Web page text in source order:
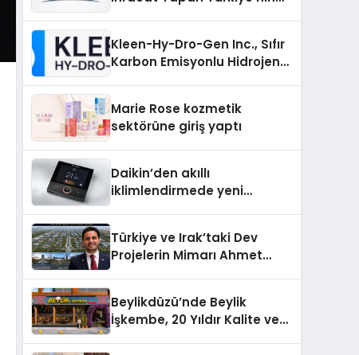
Kleen-Hy-Dro-Gen Inc., Sıfır
Karbon Emisyonlu Hidrojen
Aldı
Marie Rose kozmetik
sektörüne giriş yaptı
Daikin’den akıllı
iklimlendirmede yeni
Türkiye ve Irak’taki Dev
Projelerin Mimarı Ahmet
Holding Industrial City”
Projesini Hayata Geçirecek
Beylikdüzü’nde Beylik
İşkembe, 20 Yıldır Kalite ve